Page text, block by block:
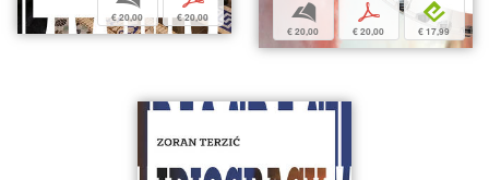
€ 20,00 € 20,00 b
€ 20,00
p
€ 20,00
e
€ 17,99